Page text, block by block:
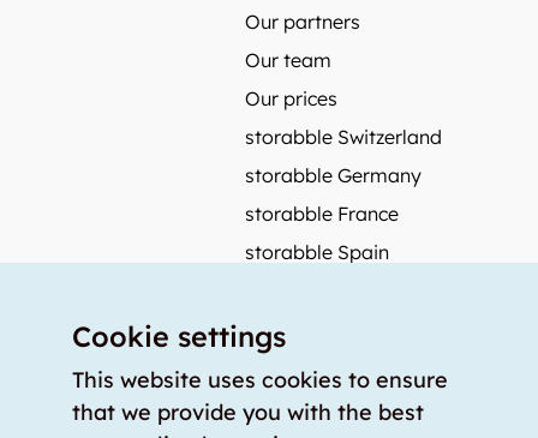
Our partners
Our team
Our prices
storabble Switzerland
storabble Germany
storabble France
storabble Spain
Press coverage
How to calculate the size of a storage room?
Cookie settings
This website uses cookies to ensure
that we provide you with the best